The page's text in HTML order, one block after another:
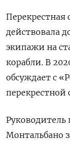
Перекрестная
действовала
экипажи на
корабли. В
обсуждает с
перекрестной
Монтальбано